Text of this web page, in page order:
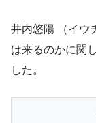
井内悠陽 （イウ
は来るのかに関
した。